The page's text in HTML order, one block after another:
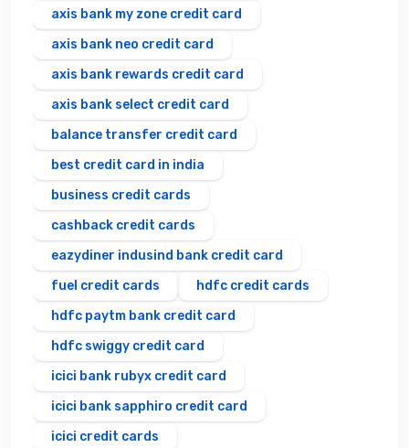
axis bank my zone credit card
axis bank neo credit card
axis bank rewards credit card
axis bank select credit card
balance transfer credit card
best credit card in india
business credit cards
cashback credit cards
eazydiner indusind bank credit card
fuel credit cards
hdfc credit cards
hdfc paytm bank credit card
hdfc swiggy credit card
icici bank rubyx credit card
icici bank sapphiro credit card
icici credit cards